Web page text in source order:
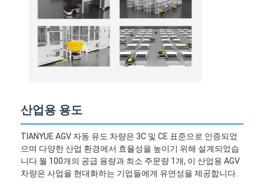
산업용 용도
TIANYUE AGV 자동 유도 차량은 3C 및 CE 표준으로 인증되었
으며 다양한 산업 환경에서 효율성을 높이기 위해 설계되었습
니다.월 100개의 공급 용량과 최소 주문량 1개, 이 산업용 AGV
차량은 사업을 현대화하는 기업들에게 유연성을 제공합니다.